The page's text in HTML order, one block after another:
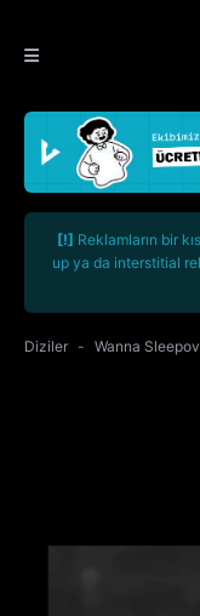
[!] Reklamların bir
up ya da interstitial
Diziler Wanna